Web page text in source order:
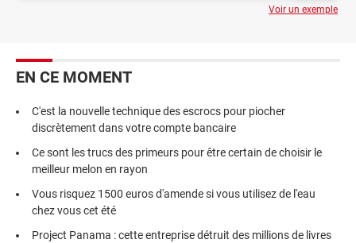
Voir un exemple
EN CE MOMENT
C'est la nouvelle technique des escrocs pour piocher
discrètement dans votre compte bancaire
Ce sont les trucs des primeurs pour être certain de choisir le
meilleur melon en rayon
Vous risquez 1500 euros d'amende si vous utilisez de l'eau
chez vous cet été
Project Panama : cette entreprise détruit des millions de livres